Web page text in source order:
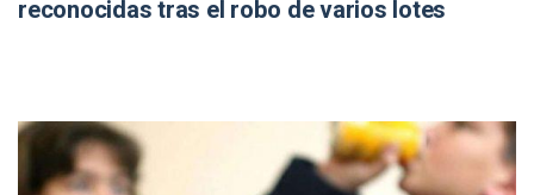
reconocidas tras el robo de varios lotes